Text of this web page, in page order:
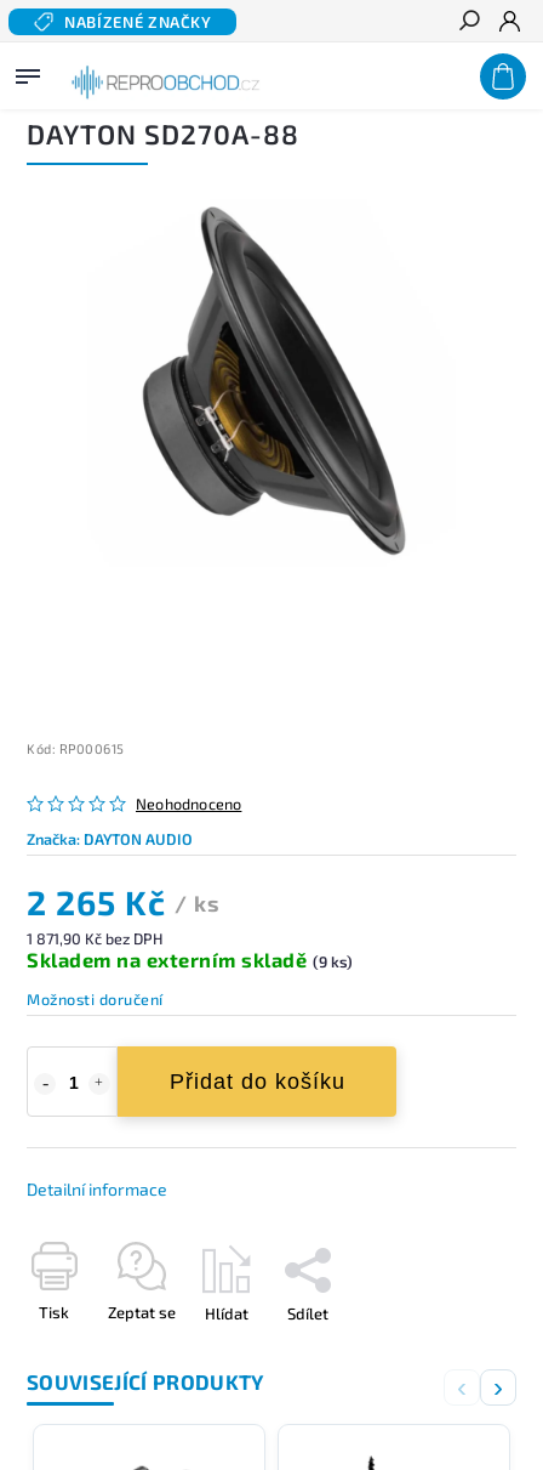
NABÍZENÉ ZNAČKY
Hledat
Domů/ Domácí audio/Komponentní reproduktory hi-fi
Basové a středobasové
reproduktory/DAYTON SD270A-88
DAYTON SD270A-88
Kód: RP000615
Neohodnoceno
Značka: DAYTON AUDIO
2 265 Kč / ks
1 871,90 Kč bez DPH
Skladem na externím skladě (9 ks)
Možnosti doručení
Přidat do košíku
Detailní informace
Tisk Zeptat se Hlídat Sdílet
SOUVISEJÍCÍ PRODUKTY ‹ ›